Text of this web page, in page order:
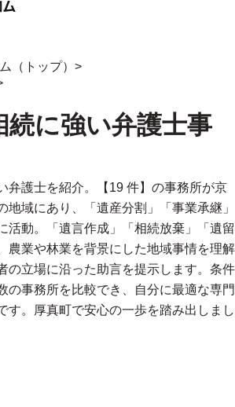
（トップ） >
続に強い弁護士事
弁護士を紹介。【19 件】の事務所が京
地域にあり、「遺産分割」「事業承継」
活動。「遺言作成」「相続放棄」「遺留
農業や林業を背景にした地域事情を理解
の立場に沿った助言を提示します。条件
の事務所を比較でき、自分に最適な専門
す。厚真町で安心の一歩を踏み出しまし